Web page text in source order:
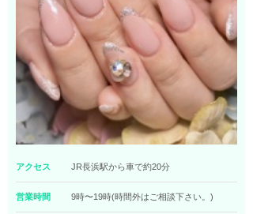
アクセス JR長浜駅から車で約20分
営業時間 9時〜19時(時間外はご相談下さい。)